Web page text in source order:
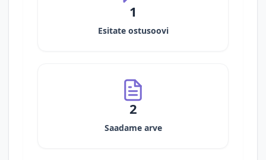
1
Esitate ostusoovi
2
Saadame arve